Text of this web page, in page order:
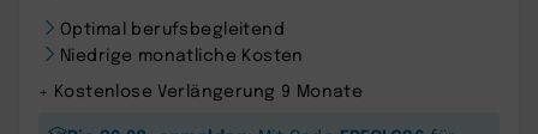
Optimal berufsbegleitend
Niedrige monatliche Kosten
+ Kostenlose Verlängerung 9 Monate